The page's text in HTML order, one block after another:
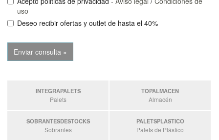
uso
Deseo recibir ofertas y outlet de hasta el 40%
INTEGRAPALETS
Palets
TOPALMACEN
Almacén
SOBRANTESDESTOCKS
Sobrantes
PALETSPLASTICO
Palets de Plástico